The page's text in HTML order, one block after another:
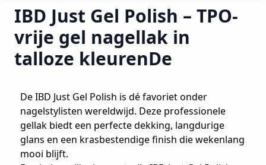
IBD Just Gel Polish – TPO-
vrije gel nagellak in
talloze kleurenDe
De IBD Just Gel Polish is dé favoriet onder
nagelstylisten wereldwijd. Deze professionele
gellak biedt een perfecte dekking, langdurige
glans en een krasbestendige finish die wekenlang
mooi blijft.